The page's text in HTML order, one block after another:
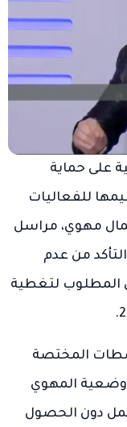
على حماية
للفعاليات
مهوي، مراسل
من عدم
المطلوب لتغطية
المختصة
وضعية المهوي
دون الحصول